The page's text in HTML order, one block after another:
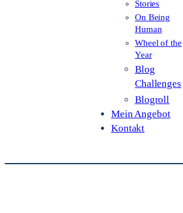
Stories
On Being
Human
Wheel of the
Year
Blog
Challenges
Blogroll
Mein Angebot
Kontakt